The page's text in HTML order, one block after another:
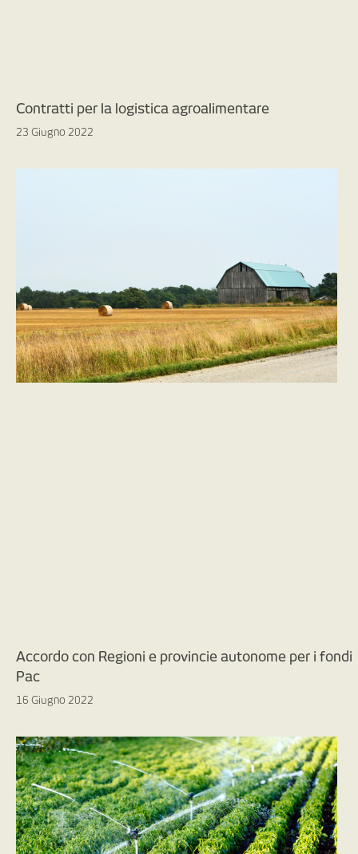
Contratti per la logistica agroalimentare
23 Giugno 2022
Accordo con Regioni e provincie autonome per i fondi
Pac
16 Giugno 2022